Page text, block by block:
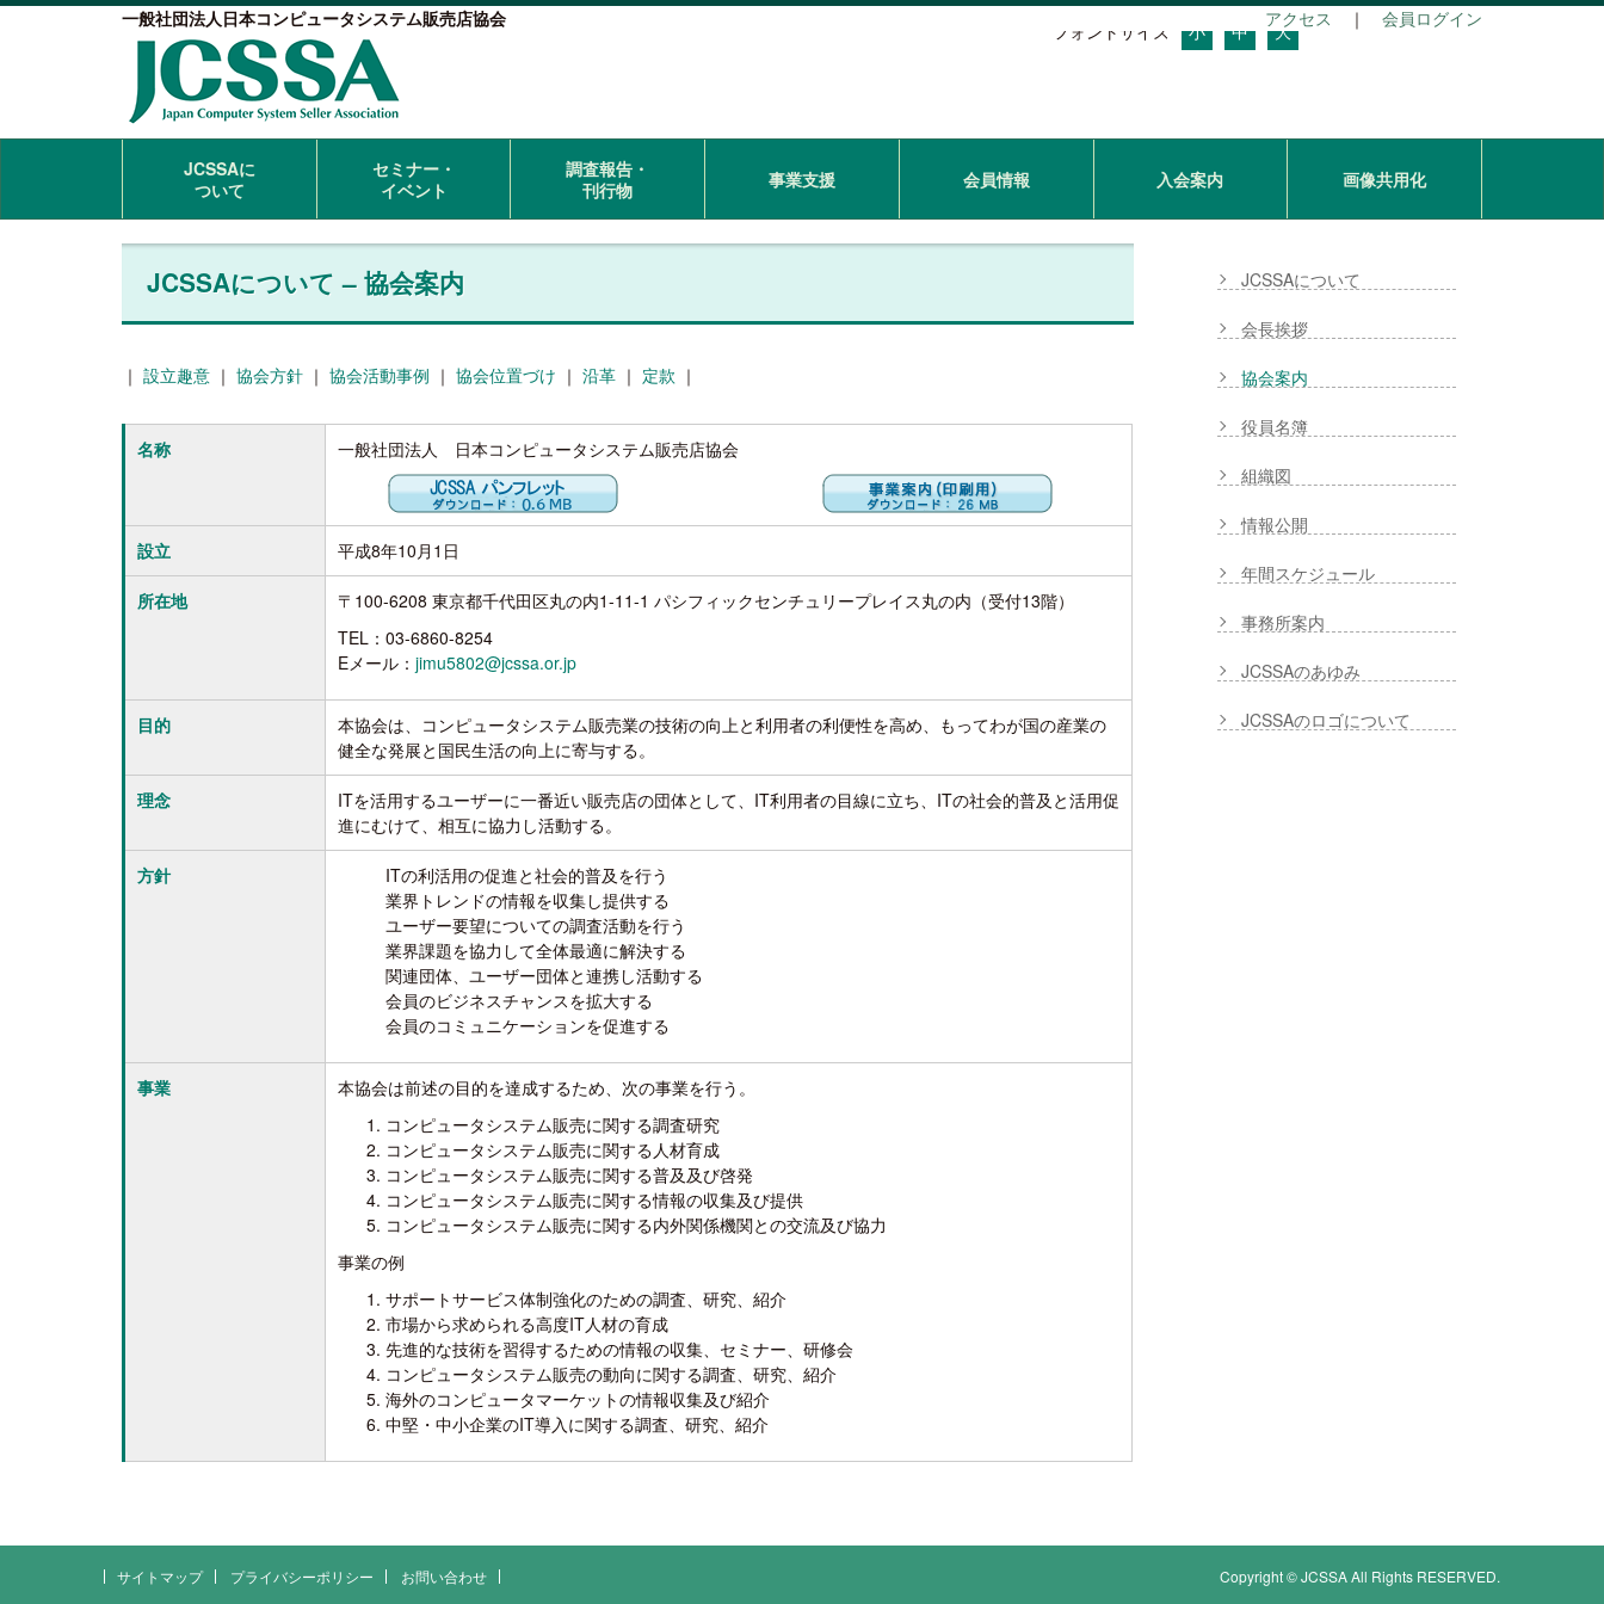
一般社団法人日本コンピュータシステム販売店協会 アクセス ｜ 会員ログイン
フォントサイズ 小 中 大
JCSSAに
ついて
セミナー・
イベント
調査報告・
刊行物
事業支援 会員情報 入会案内 画像共用化
JCSSAについて – 協会案内
｜ 設立趣意 ｜ 協会方針 ｜ 協会活動事例 ｜ 協会位置づけ ｜ 沿革 ｜ 定款 ｜
名称 一般社団法人 日本コンピュータシステム販売店協会
設立 平成8年10月1日
所在地
〒100-6208 東京都千代田区丸の内1-11-1 パシフィックセンチュリープレイス丸の内（受付13階）
TEL：03-6860-8254
Eメール： jimu5802@jcssa.or.jp
目的
本協会は、コンピュータシステム販売業の技術の向上と利用者の利便性を高め、もってわが国の産業の
健全な発展と国民生活の向上に寄与する。
理念
ITを活用するユーザーに一番近い販売店の団体として、IT利用者の目線に立ち、ITの社会的普及と活用促
進にむけて、相互に協力し活動する。
方針
ITの利活用の促進と社会的普及を行う
業界トレンドの情報を収集し提供する
ユーザー要望についての調査活動を行う
業界課題を協力して全体最適に解決する
関連団体、ユーザー団体と連携し活動する
会員のビジネスチャンスを拡大する
会員のコミュニケーションを促進する
事業
本協会は前述の目的を達成するため、次の事業を行う。
コンピュータシステム販売に関する調査研究
コンピュータシステム販売に関する人材育成
コンピュータシステム販売に関する普及及び啓発
コンピュータシステム販売に関する情報の収集及び提供
コンピュータシステム販売に関する内外関係機関との交流及び協力
事業の例
サポートサービス体制強化のための調査、研究、紹介
市場から求められる高度IT人材の育成
先進的な技術を習得するための情報の収集、セミナー、研修会
コンピュータシステム販売の動向に関する調査、研究、紹介
海外のコンピュータマーケットの情報収集及び紹介
中堅・中小企業のIT導入に関する調査、研究、紹介
JCSSAについて
会長挨拶
協会案内
役員名簿
組織図
情報公開
年間スケジュール
事務所案内
JCSSAのあゆみ
JCSSAのロゴについて
サイトマップ プライバシーポリシー お問い合わせ Copyright © JCSSA All Rights RESERVED.